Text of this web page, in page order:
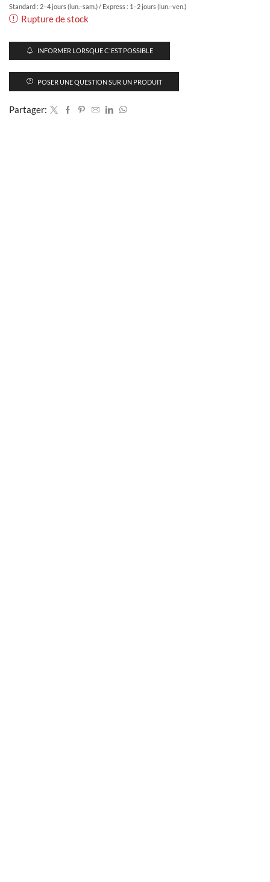
Standard : 2–4 jours (lun.–sam.) / Express : 1–2 jours (lun.–ven.)
Rupture de stock
INFORMER LORSQUE C'EST POSSIBLE
POSER UNE QUESTION SUR UN PRODUIT
Partager: